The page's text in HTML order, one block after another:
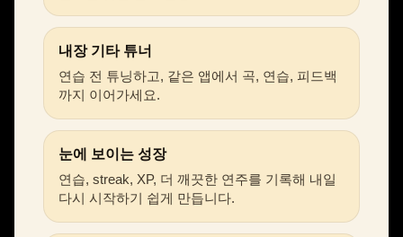
내장 기타 튜너
연습 전 튜닝하고, 같은 앱에서 곡, 연습, 피드백
까지 이어가세요.
눈에 보이는 성장
연습, streak, XP, 더 깨끗한 연주를 기록해 내일
다시 시작하기 쉽게 만듭니다.